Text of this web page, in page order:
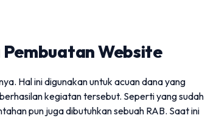
Website
Hal ini digunakan untuk acuan dana yang
kegiatan tersebut. Seperti yang sudah
pun juga dibutuhkan sebuah RAB. Saat ini